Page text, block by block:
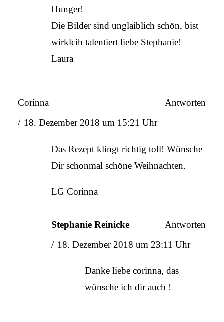
Hunger!
Die Bilder sind unglaiblich schön, bist
wirklcih talentiert liebe Stephanie!
Laura
Corinna
18. Dezember 2018 um 15:21 Uhr
Das Rezept klingt richtig toll! Wünsche
Dir schonmal schöne Weihnachten.
LG Corinna
Antworten
Stephanie Reinicke
18. Dezember 2018 um 23:11 Uhr
Danke liebe corinna, das
wünsche ich dir auch !
Antworten